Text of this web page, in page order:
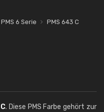
PMS 6 Serie PMS 643 C
. Diese PMS Farbe gehört zur